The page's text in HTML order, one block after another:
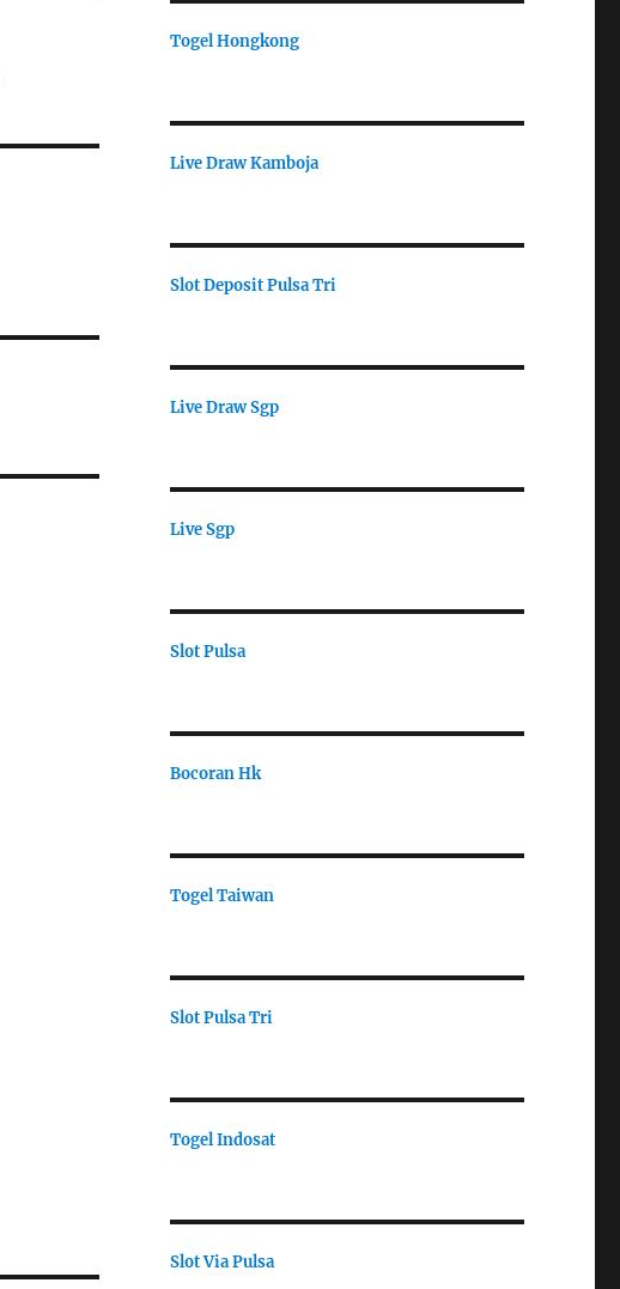
Togel Hongkong
Live Draw Kamboja
Slot Deposit Pulsa Tri
Live Draw Sgp
Live Sgp
Slot Pulsa
Bocoran Hk
Togel Taiwan
Slot Pulsa Tri
Togel Indosat
Slot Via Pulsa